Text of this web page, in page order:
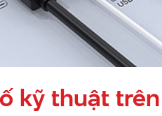
kỹ thuật